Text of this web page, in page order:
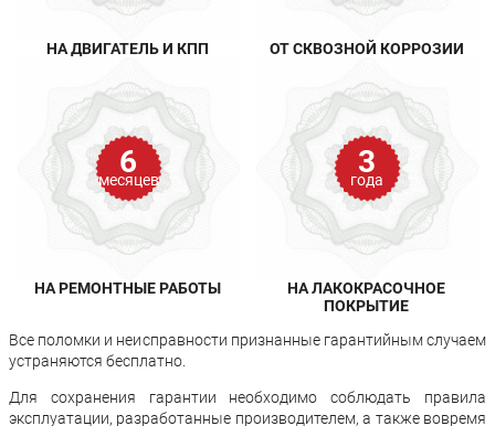
НА ДВИГАТЕЛЬ И КПП ОТ СКВОЗНОЙ КОРРОЗИИ
6
месяцев
НА РЕМОНТНЫЕ РАБОТЫ
3
года
НА ЛАКОКРАСОЧНОЕ
ПОКРЫТИЕ
Все поломки и неисправности признанные гарантийным случаем
устраняются бесплатно.
Для сохранения гарантии необходимо соблюдать правила
эксплуатации, разработанные производителем, а также вовремя